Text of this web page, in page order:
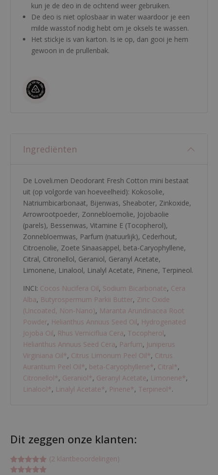
kun je de deo in de ochtend weer gebruiken.
De deo is niet oplosbaar in water waardoor je een
milde wasstof nodig hebt om je oksels te wassen.
Het stickje is van karton. Is ie op, dan gooi je hem
gewoon in de prullenbak.
Ingrediënten
De Loveli.men Deodorant Fresh Cotton mini bestaat
uit (op volgorde van hoeveelheid): Kokosolie,
Natriumbicarbonaat, Bijenwas, Sheaboter, Zinkoxide,
Arrowrootpoeder, Zonnebloemolie, Jojobaolie
(parels), Bessenwas, Vitamine E (Tocopherol),
Zonnebloemwas, Parfum (natuurlijk), Cederhout,
Citroenolie, Zoete Sinaasappel, beta-Caryophyllene,
Citral, Citronellol, Geraniol, Geranyl Acetate,
Limonene, Linalool, Linalyl Acetate, Pinene, Terpineol.
INCI: Cocos Nucifera Oil, Sodium Bicarbonate, Cera
Alba, Butyrospermum Parkii Butter, Zinc Oxide
(Uncoated, Non-Nano), Maranta Arundinacea Root
Powder, Helianthus Annuus Seed Oil, Hydrogenated
Jojoba Oil, Rhus Verniciflua Cera, Tocopherol,
Helianthus Annuus Seed Cera, Parfum, Juniperus
Virginiana Oil*, Citrus Limonum Peel Oil*, Citrus
Aurantium Peel Oil*, beta-Caryophyllene*, Citral*,
Citronellol*, Geraniol*, Geranyl Acetate, Limonene*,
Linalool*, Linalyl Acetate*, Pinene*, Terpineol*.
Dit zeggen onze klanten:
Gewaardeerd
2
(2 klantbeoordelingen)